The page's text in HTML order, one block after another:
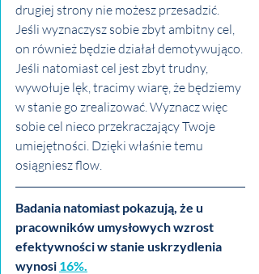
drugiej strony nie możesz przesadzić.
Jeśli wyznaczysz sobie zbyt ambitny cel,
on również będzie działał demotywująco.
Jeśli natomiast cel jest zbyt trudny,
wywołuje lęk, tracimy wiarę, że będziemy
w stanie go zrealizować. Wyznacz więc
sobie cel nieco przekraczający Twoje
umiejętności. Dzięki właśnie temu
osiągniesz flow.
Badania natomiast pokazują, że u
pracowników umysłowych wzrost
efektywności w stanie uskrzydlenia
wynosi 16%.